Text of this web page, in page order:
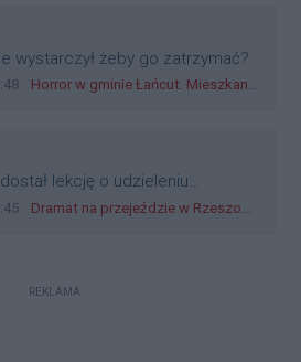
wystarczył żeby go zatrzymać?
Źródło komentarza:
Horror w gminie Łańcut. Mieszkaniec Rzeszowa terroryzował rodzinę nożem i zaatakował policjantów! [VIDEO]
lekcję o udzieleniu
Źródło komentarza:
Dramat na przejeździe w Rzeszowie. 16-latek na hulajnodze wjechał wprost pod szynobus
REKLAMA